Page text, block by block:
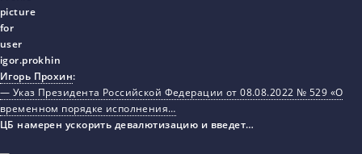
Игорь Прохин:
— Указ Президента Российской Федерации от 08.08.2022 № 529 «О
временном порядке исполнения…
ЦБ намерен ускорить девалютизацию и введет…